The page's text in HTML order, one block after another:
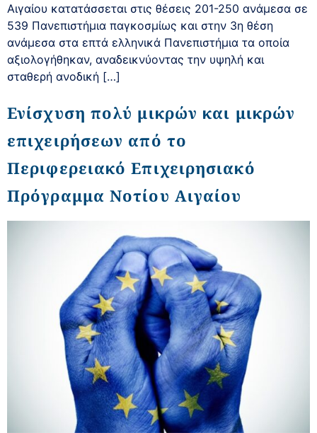
Αιγαίου κατατάσσεται στις θέσεις 201-250 ανάμεσα σε
539 Πανεπιστήμια παγκοσμίως και στην 3η θέση
ανάμεσα στα επτά ελληνικά Πανεπιστήμια τα οποία
αξιολογήθηκαν, αναδεικνύοντας την υψηλή και
σταθερή ανοδική […]
Ενίσχυση πολύ μικρών και μικρών
επιχειρήσεων από το
Περιφερειακό Επιχειρησιακό
Πρόγραμμα Νοτίου Αιγαίου